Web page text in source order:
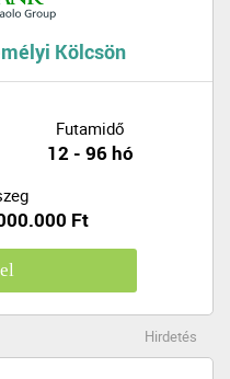
Kölcsön
Futamidő
12 - 96 hó
Ft
Hirdetés